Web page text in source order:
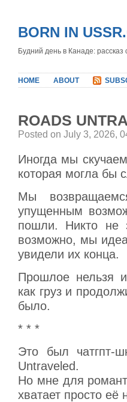
BORN IN
Будний день в Канаде: рассказ
HOME ABOUT
ROADS
Posted on July 3, 2026,
Иногда мы
которая могла бы
Мы
упущенным
пошли. Никто не
возможно, мы
увидели их конца.
Прошлое нельзя
как груз и
было.
* * *
Это был чатгпт-
Untraveled.
Но мне для
хватает просто её